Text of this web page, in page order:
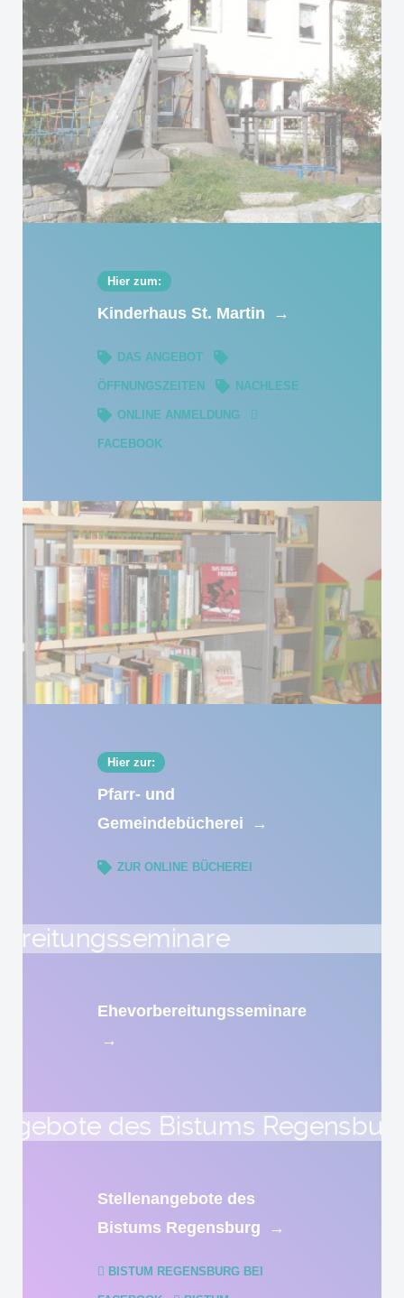
Hier zum:
Kinderhaus St. Martin →
DAS ANGEBOT
ÖFFNUNGSZEITEN NACHLESE
ONLINE ANMELDUNG
FACEBOOK
Hier zur:
Pfarr- und
Gemeindebücherei
→
ZUR ONLINE BÜCHEREI
Ehevorbereitungsseminare
→
Stellenangebote des
Bistums Regensburg
→
BISTUM REGENSBURG BEI